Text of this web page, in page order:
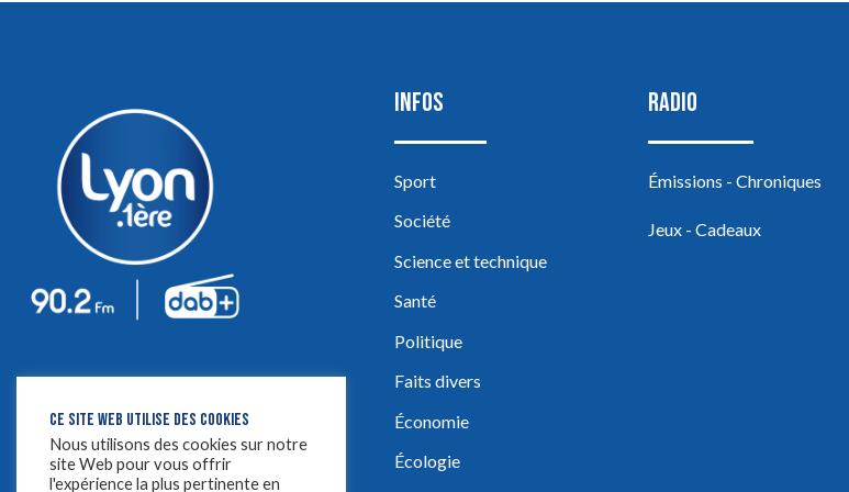
INFOS
Sport
Société
Science et technique
Santé
Politique
Faits divers
Économie
Écologie
RADIO
Émissions - Chroniques
Jeux - Cadeaux
CE SITE WEB UTILISE DES COOKIES
Nous utilisons des cookies sur notre
site Web pour vous offrir
l'expérience la plus pertinente en